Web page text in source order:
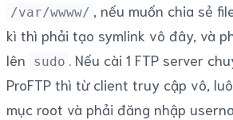
/var/wwww/ , nếu muốn chia sẻ
kì thì phải tạo symlink vô đây, và
lên
sudo . Nếu cài 1 FTP server
ProFTP thì từ client truy cập vô,
mục root và phải đăng nhập